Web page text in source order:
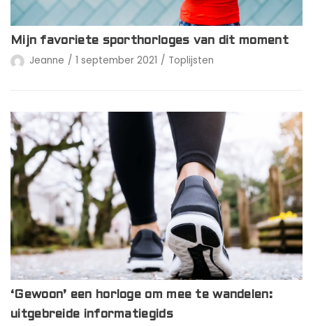
Mijn favoriete sporthorloges van dit moment
Jeanne 1 september 2021 Toplijsten
‘Gewoon’ een horloge om mee te wandelen:
uitgebreide informatiegids